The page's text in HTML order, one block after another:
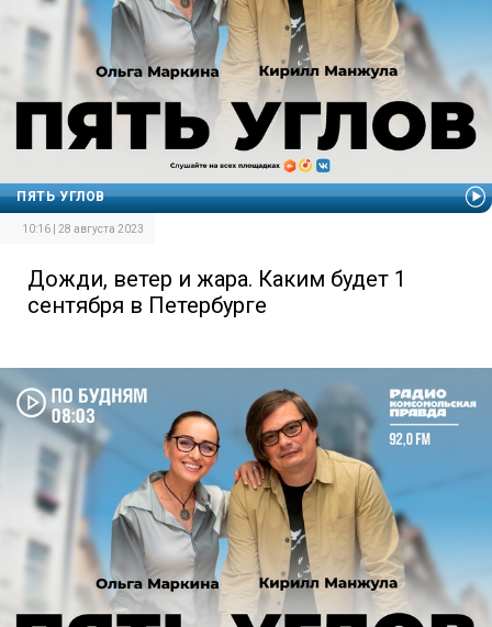
ПЯТЬ УГЛОВ
10:16 | 28 августа 2023
Дожди, ветер и жара. Каким будет 1
сентября в Петербурге